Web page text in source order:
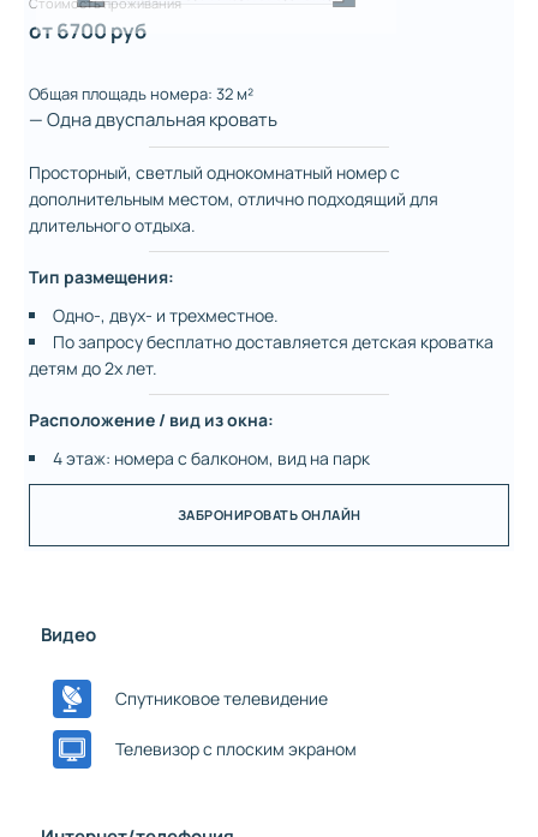
от 6700 руб
Общая площадь номера: 32 м²
— Одна двуспальная кровать
Просторный, светлый однокомнатный номер с
дополнительным местом, отлично подходящий для
длительного отдыха.
Тип размещения:
Одно-, двух- и трехместное.
По запросу бесплатно доставляется детская кроватка
детям до 2х лет.
Расположение / вид из окна:
4 этаж: номера с балконом, вид на парк
ЗАБРОНИРОВАТЬ ОНЛАЙН
Видео
Спутниковое телевидение
Телевизор с плоским экраном